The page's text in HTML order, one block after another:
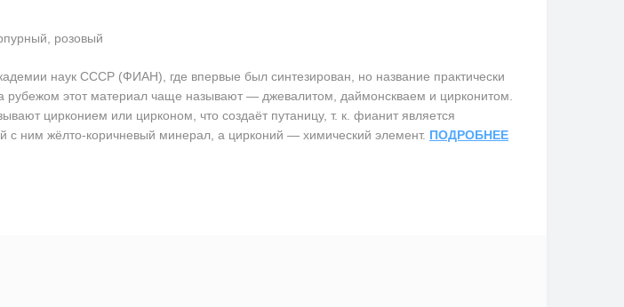
розовый
наук СССР (ФИАН), где впервые был синтезирован, но название практически
рубежом этот материал чаще называют — джевалитом, даймонскваем и цирконитом.
цирконием или цирконом, что создаёт путаницу, т. к. фианит является
ним жёлто-коричневый минерал, а цирконий — химический элемент. ПОДРОБНЕЕ